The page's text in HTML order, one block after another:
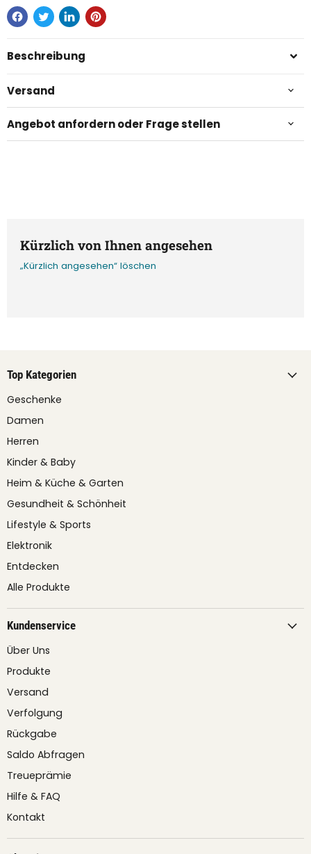
Beschreibung
Versand
Angebot anfordern oder Frage stellen
Kürzlich von Ihnen angesehen
„Kürzlich angesehen“ löschen
Top Kategorien
Geschenke
Damen
Herren
Kinder & Baby
Heim & Küche & Garten
Gesundheit & Schönheit
Lifestyle & Sports
Elektronik
Entdecken
Alle Produkte
Kundenservice
Über Uns
Produkte
Versand
Verfolgung
Rückgabe
Saldo Abfragen
Treueprämie
Hilfe & FAQ
Kontakt